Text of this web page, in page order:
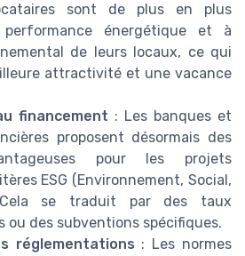
sont de plus en plus
énergétique et à
de leurs locaux, ce qui
attractivité et une vacance
financement : Les banques et
proposent désormais des
pour les projets
ESG (Environnement, Social,
Cela se traduit par des taux
ou des subventions spécifiques.
réglementations : Les normes